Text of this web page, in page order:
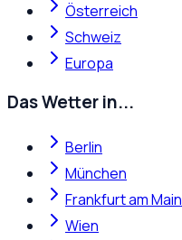
Österreich
Schweiz
Europa
Das Wetter in...
Berlin
München
Frankfurt am Main
Wien